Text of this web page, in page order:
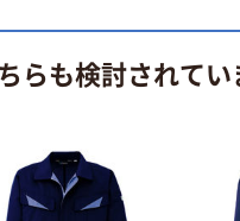
らも検討されてい